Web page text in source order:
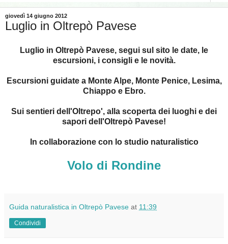
giovedì 14 giugno 2012
Luglio in Oltrepò Pavese
Luglio in Oltrepò Pavese, segui sul sito le date, le
escursioni, i consigli e le novità.
Escursioni guidate a Monte Alpe, Monte Penice, Lesima,
Chiappo e Ebro.
Sui sentieri dell'Oltrepo', alla scoperta dei luoghi e dei
sapori dell'Oltrepò Pavese!
In collaborazione con lo studio naturalistico
Volo di Rondine
Guida naturalistica in Oltrepò Pavese at 11:39
Condividi